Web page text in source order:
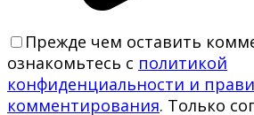
Прежде чем оставить
ознакомьтесь с политикой
конфиденциальности и
комментирования. Только